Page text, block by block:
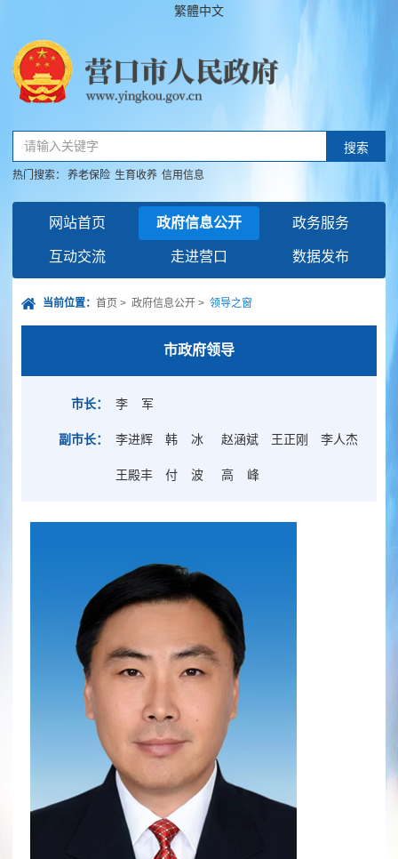
繁體中文
请输入关键字 搜索
热门搜索： 养老保险 生育收养 信用信息
网站首页 政府信息公开 政务服务
互动交流 走进营口 数据发布
当前位置： 首页 > 政府信息公开 > 领导之窗
市政府领导
市长： 李 军
副市长： 李进辉 韩 冰 赵涵斌 王正刚 李人杰
王殿丰 付 波 高 峰